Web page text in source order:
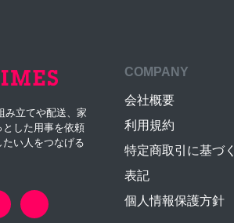
み立てや配送、家
した用事を依頼
い人をつなげる
COMPANY
会社概要
利用規約
特定商取引に基づく
表記
個人情報保護方針